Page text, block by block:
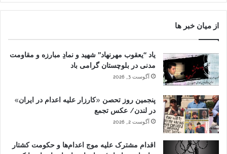
از میان خبر ها
یاد “یعقوب مهرنهاد” شهید و نمادِ مبارزه و مقاومت
مدنی در بلوچستان گرامی باد
آگوست 3, 2026
پنجمین روز تحصن «کارزار علیه اعدام در ایران»
در لندن/ عکس تجمع
آگوست 2, 2026
اقدام مشترک علیه موج اعدام‌ها و حکومت کشتار